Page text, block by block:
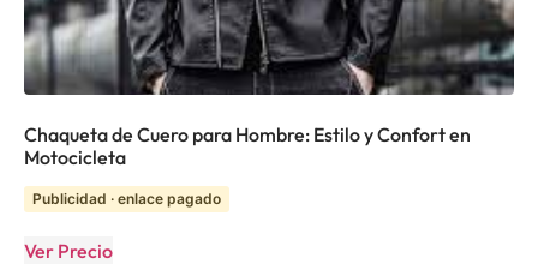
Chaqueta de Cuero para Hombre: Estilo y Confort en
Motocicleta
Publicidad · enlace pagado
Ver Precio